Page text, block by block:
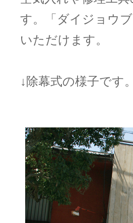
す。「ダイジョウ
いただけます。
↓除幕式の様子です。